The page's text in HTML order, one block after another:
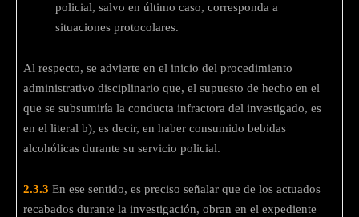
policial, salvo en último caso, corresponda a
situaciones protocolares.
Al respecto, se advierte en el inicio del procedimiento
administrativo disciplinario que, el supuesto de hecho en el
que se subsumiría la conducta infractora del investigado, es
en el literal b), es decir, en haber consumido bebidas
alcohólicas durante su servicio policial.
2.3.3 En ese sentido, es preciso señalar que de los actuados
recabados durante la investigación, obran en el expediente